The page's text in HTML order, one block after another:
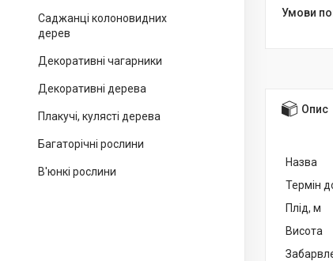
Саджанці колоновидних
дерев
Декоративні чагарники
Декоративні дерева
Плакучі, кулясті дерева
Багаторічні рослини
В'юнкі рослини
Опис
Назва
Термін
Плід, м
Висота